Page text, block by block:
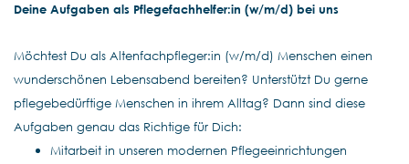
Deine Aufgaben als Pflegefachhelfer:in (w/m/d) bei uns
Möchtest Du als Altenfachpfleger:in (w/m/d) Menschen einen
wunderschönen Lebensabend bereiten? Unterstützt Du gerne
pflegebedürftige Menschen in ihrem Alltag? Dann sind diese
Aufgaben genau das Richtige für Dich:
Mitarbeit in unseren modernen Pflegeeinrichtungen